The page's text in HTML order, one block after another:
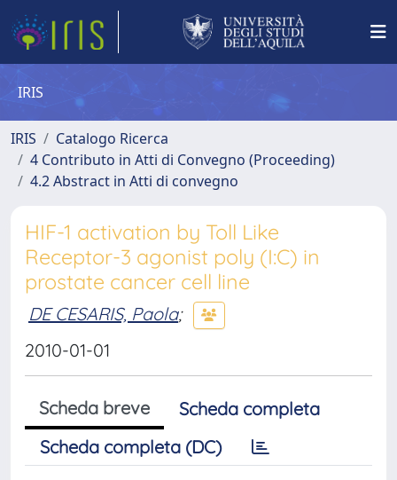
IRIS
IRIS
Catalogo Ricerca
4 Contributo in Atti di Convegno (Proceeding)
4.2 Abstract in Atti di convegno
HIF-1 activation by Toll Like
Receptor-3 agonist poly (I:C) in
prostate cancer cell line
DE CESARIS, Paola;
2010-01-01
Scheda breve
Scheda completa
Scheda completa (DC)